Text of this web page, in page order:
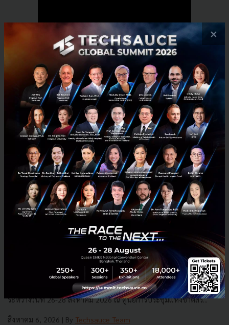
RELATED ARTICLE
SIX Network และ Techsauce สานต่อความร่วมมือปีที่ 4 นำ
NFT Treasure Hunt Season 4 ยกระดับประสบการณ์ดิจิทัล
ใน Techsauce Global Summit 2026
SIX Network ผนึกกำลังกับ Techsauce อีกครั้งในงาน Techsauce
Global Summit 2026 ภายใต้ธีม "The Race to The Next…" จัดขึ้น
ระหว่างวันที่ 26-28 สิงหาคม 2026 ณ ศูนย์การประชุมแห่งชาติสิริ...
สิงหาคม 6, 2026 | By Techsauce Team
×